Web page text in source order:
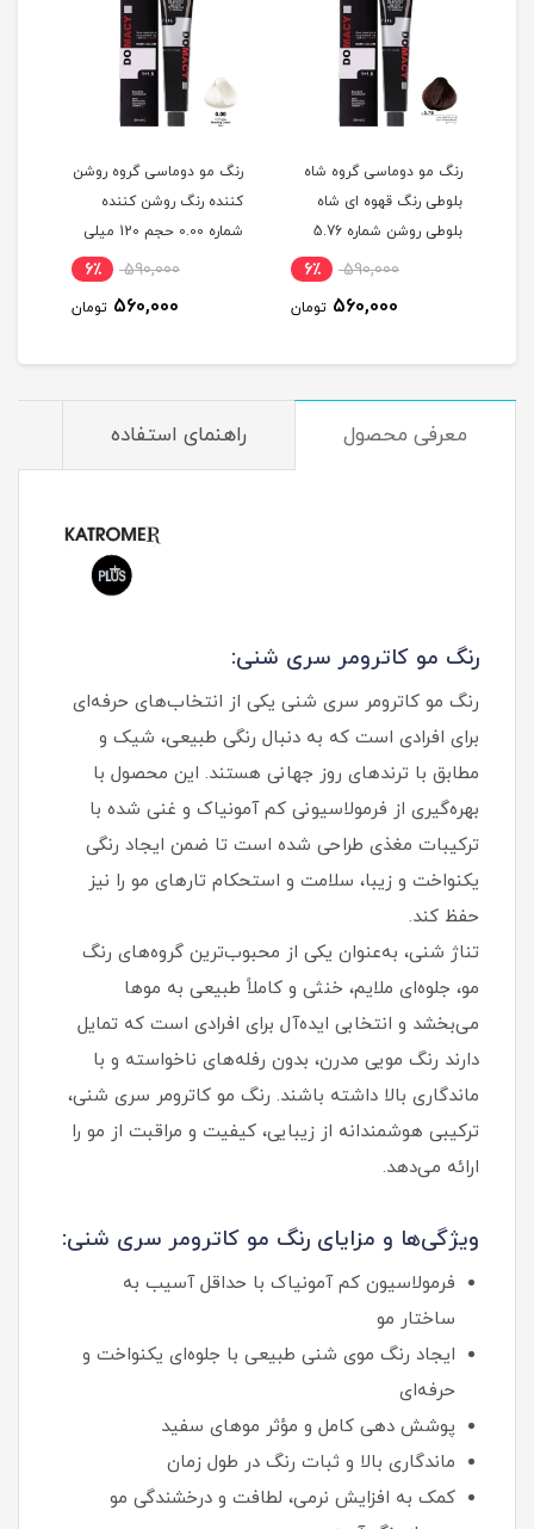
رنگ مو دوماسی گروه شاه
بلوطی رنگ قهوه ای شاه
بلوطی روشن شماره 5.76
590,000 6٪
560,000 تومان
رنگ مو دوماسی گروه روشن
کننده رنگ روشن کننده
شماره 0.00 حجم 120 میلی
590,000 6٪
560,000 تومان
معرفی محصول راهنمای استفاده
رنگ مو کاترومر سری شنی:
رنگ مو کاترومر سری شنی یکی از انتخاب‌های حرفه‌ای
برای افرادی است که به دنبال رنگی طبیعی، شیک و
مطابق با ترندهای روز جهانی هستند. این محصول با
بهره‌گیری از فرمولاسیونی کم آمونیاک و غنی شده با
ترکیبات مغذی طراحی شده است تا ضمن ایجاد رنگی
یکنواخت و زیبا، سلامت و استحکام تارهای مو را نیز
حفظ کند.
تناژ شنی، به‌عنوان یکی از محبوب‌ترین گروه‌های رنگ
مو، جلوه‌ای ملایم، خنثی و کاملاً طبیعی به موها
می‌بخشد و انتخابی ایده‌آل برای افرادی است که تمایل
دارند رنگ مویی مدرن، بدون رفله‌های ناخواسته و با
ماندگاری بالا داشته باشند. رنگ مو کاترومر سری شنی،
ترکیبی هوشمندانه از زیبایی، کیفیت و مراقبت از مو را
ارائه می‌دهد.
ویژگی‌ها و مزایای رنگ مو کاترومر سری شنی:
فرمولاسیون کم آمونیاک با حداقل آسیب به
ساختار مو
ایجاد رنگ موی شنی طبیعی با جلوه‌ای یکنواخت و
حرفه‌ای
پوشش دهی کامل و مؤثر موهای سفید
ماندگاری بالا و ثبات رنگ در طول زمان
کمک به افزایش نرمی، لطافت و درخشندگی مو